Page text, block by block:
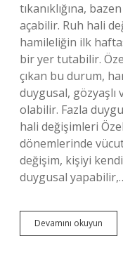
tıkanıklığına,
açabilir. Ruh hali
hamileliğin ilk
bir yer tutabilir.
çıkan bu durum,
duygusal,
olabilir. Fazla
hali değişimleri
dönemlerinde
değişim, kişiyi
duygusal
Devamını okuyun